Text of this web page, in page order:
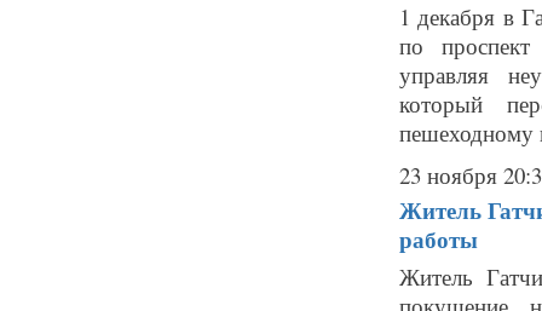
1 декабря в
по
управляя
который
пешеходному
23 ноября
Житель
работы
Житель